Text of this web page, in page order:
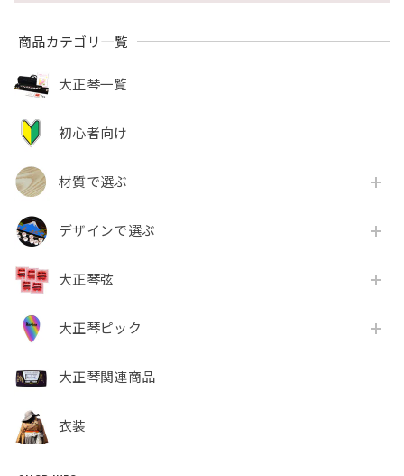
商品カテゴリ一覧
大正琴一覧
初心者向け
材質で選ぶ
デザインで選ぶ
大正琴弦
大正琴ピック
大正琴関連商品
衣装